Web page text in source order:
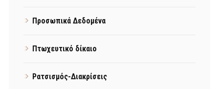
Προσωπικά Δεδομένα
Πτωχευτικό δίκαιο
Ρατσισμός-Διακρίσεις